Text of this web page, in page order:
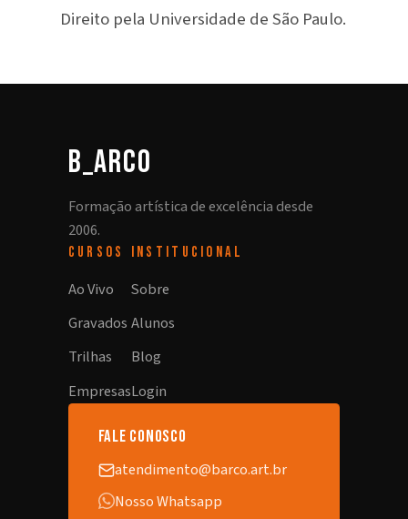
Direito pela Universidade de São Paulo.
b_arco
Formação artística de excelência desde
2006.
CURSOS
Ao Vivo
Gravados
Trilhas
Empresas
INSTITUCIONAL
Sobre
Alunos
Blog
Login
fale conosco
atendimento@barco.art.br
Nosso Whatsapp